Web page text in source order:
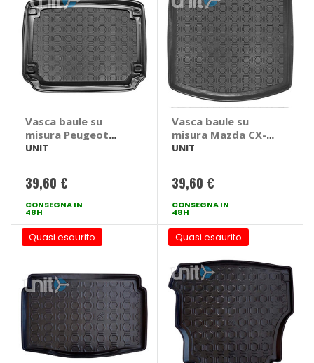
Vasca baule su
misura Peugeot
308 2V 2013>2021 -
2V 2013 > 2021 3/5
porte
UNIT
39,60 €
CONSEGNA IN
48H
Vasca baule su
misura Mazda CX-5
II 2017> - UNIT
>
UNIT
39,60 €
CONSEGNA IN
48H
Quasi esaurito Quasi esaurito